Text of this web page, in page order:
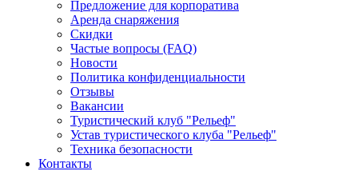
Предложение для корпоратива
Аренда снаряжения
Скидки
Частые вопросы (FAQ)
Новости
Политика конфиденциальности
Отзывы
Вакансии
Туристический клуб "Рельеф"
Устав туристического клуба "Рельеф"
Техника безопасности
Контакты